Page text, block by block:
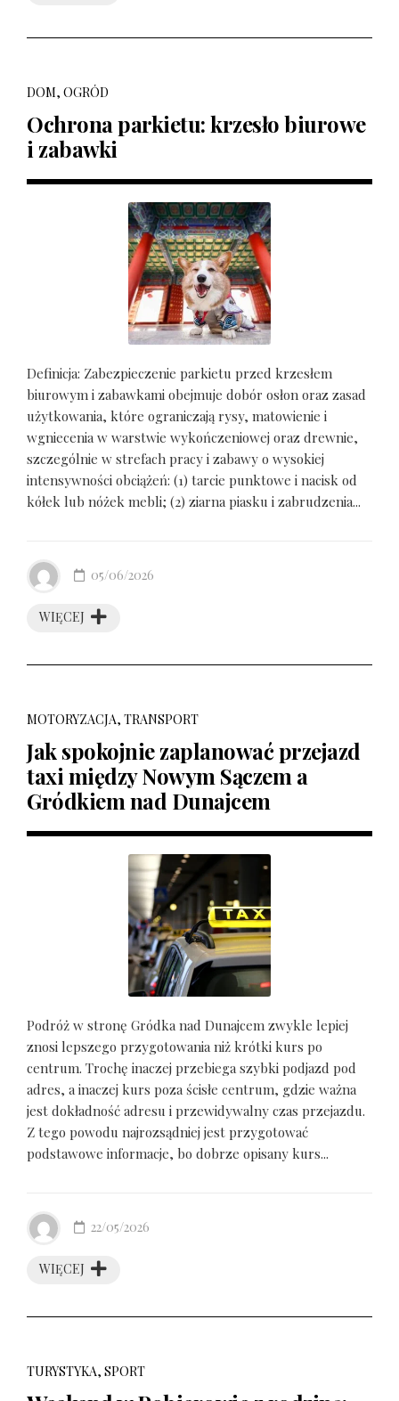
DOM, OGRÓD
Ochrona parkietu: krzesło biurowe
i zabawki
Definicja: Zabezpieczenie parkietu przed krzesłem
biurowym i zabawkami obejmuje dobór osłon oraz zasad
użytkowania, które ograniczają rysy, matowienie i
wgniecenia w warstwie wykończeniowej oraz drewnie,
szczególnie w strefach pracy i zabawy o wysokiej
intensywności obciążeń: (1) tarcie punktowe i nacisk od
kółek lub nóżek mebli; (2) ziarna piasku i zabrudzenia...
WIĘCEJ
05/06/2026
MOTORYZACJA, TRANSPORT
Jak spokojnie zaplanować przejazd
taxi między Nowym Sączem a
Gródkiem nad Dunajcem
Podróż w stronę Gródka nad Dunajcem zwykle lepiej
znosi lepszego przygotowania niż krótki kurs po
centrum. Trochę inaczej przebiega szybki podjazd pod
adres, a inaczej kurs poza ścisłe centrum, gdzie ważna
jest dokładność adresu i przewidywalny czas przejazdu.
Z tego powodu najrozsądniej jest przygotować
podstawowe informacje, bo dobrze opisany kurs...
WIĘCEJ
22/05/2026
TURYSTYKA, SPORT